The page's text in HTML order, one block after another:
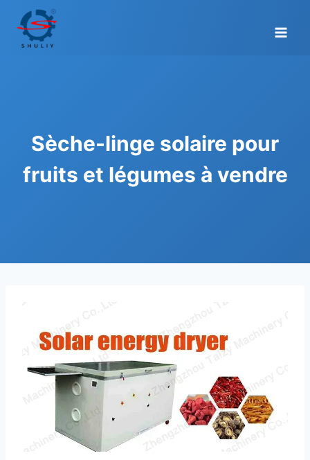
contenu
Sèche-linge solaire pour
fruits et légumes à vendre